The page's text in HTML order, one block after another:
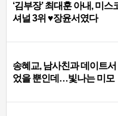
‘김부장’ 최대훈 아내, 미
셔널 3위 ♥장윤서였다
송혜교, 남사친과 데이트
었을 뿐인데…빛나는 미모